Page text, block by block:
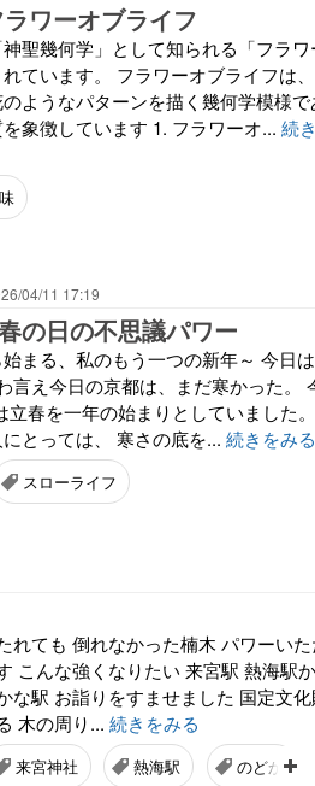
ワーオブライフ
聖幾何学」として知られる「フラワ
ています。 フラワーオブライフは
ようなパターンを描く幾何学模様で
象徴しています 1. フラワーオ... 続
04/11 17:19
の日の不思議パワー
まる、私のもう一つの新年～ 今日
言え今日の京都は、まだ寒かった。
春を一年の始まりとしていました
とっては、 寒さの底を... 続きをみる
スローライフ
ても 倒れなかった楠木 パワーいた
こんな強くなりたい 来宮駅 熱海駅
な駅 お詣りをすませました 国定文
木の周り... 続きをみる
来宮神社 熱海駅 のどか